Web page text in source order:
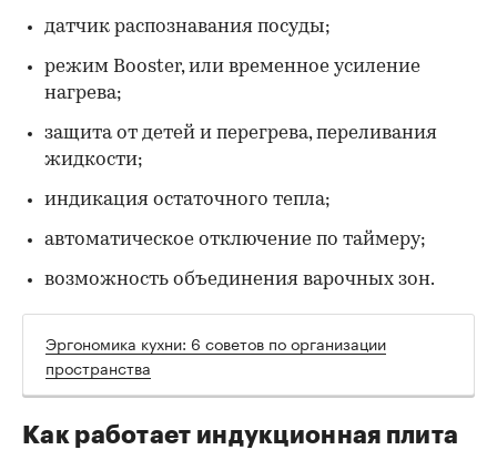
датчик распознавания посуды;
режим Booster, или временное усиление
нагрева;
защита от детей и перегрева, переливания
жидкости;
индикация остаточного тепла;
автоматическое отключение по таймеру;
возможность объединения варочных зон.
Эргономика кухни: 6 советов по организации
пространства
Как работает индукционная плита